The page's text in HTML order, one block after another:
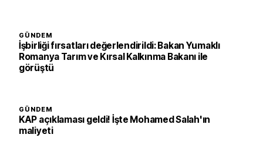
GÜNDEM
İşbirliği fırsatları değerlendirildi: Bakan Yumaklı
Romanya Tarım ve Kırsal Kalkınma Bakanı ile
görüştü
GÜNDEM
KAP açıklaması geldi! İşte Mohamed Salah'ın
maliyeti